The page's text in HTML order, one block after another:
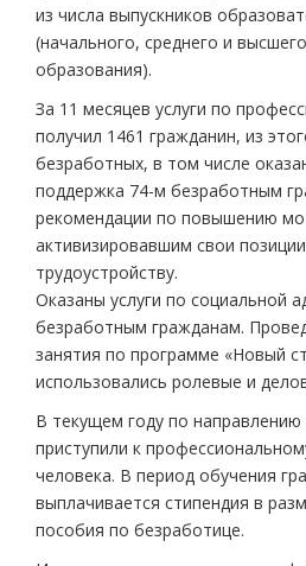
из числа выпускников
(начального, среднего и
образования).
За 11 месяцев услуги по
получил 1461 гражданин, из
безработных, в том числе
поддержка 74-м безработным
рекомендации по повышению
активизировавшим свои
трудоустройству.
Оказаны услуги по социальной
безработным гражданам.
занятия по программе «Новый
использовались ролевые и
В текущем году по
приступили к
человека. В период обучения
выплачивается стипендия в
пособия по безработице.